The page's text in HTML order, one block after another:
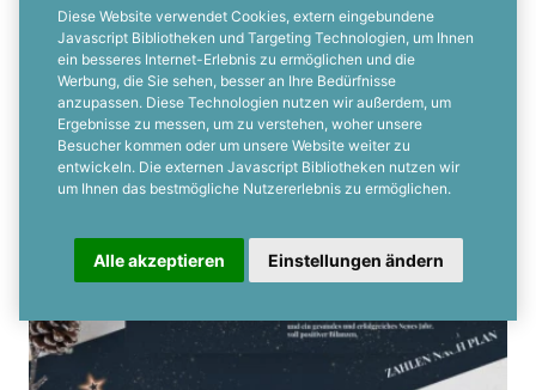
Diese Website verwendet Cookies, extern eingebundene
Javascript Bibliotheken und Targeting Technologien, um Ihnen
ein besseres Internet-Erlebnis zu ermöglichen und die
Werbung, die Sie sehen, besser an Ihre Bedürfnisse
anzupassen. Diese Technologien nutzen wir außerdem, um
Ergebnisse zu messen, um zu verstehen, woher unsere
Besucher kommen oder um unsere Website weiter zu
entwickeln. Die externen Javascript Bibliotheken nutzen wir
um Ihnen das bestmögliche Nutzererlebnis zu ermöglichen.
Alle akzeptieren Einstellungen ändern
Eleganz und Goldakzenten